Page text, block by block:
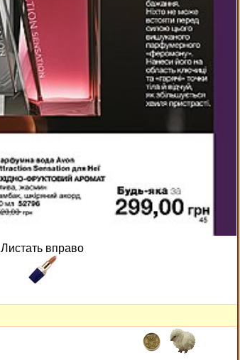
Листать вправо